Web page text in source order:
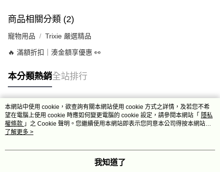
商品相關分類 (2)
寵物用品 Trixie 嚴選精品
🔥 滿額折扣｜湊金額享優惠 👀
本分類熱銷全站排行
熱門標籤
本網站中使用 cookie，欲查詢有關本網站使用 cookie 方式之詳情，及若您不希
望在電腦上使用 cookie 時應如何變更電腦的 cookie 設定，請參閱本網站「 隱私
權條款 」之 Cookie 聲明。您繼續使用本網站即表示您同意本公司得按本網站使
用條款之 Cookie 聲明使用 cookie。
了解更多 >
我知道了